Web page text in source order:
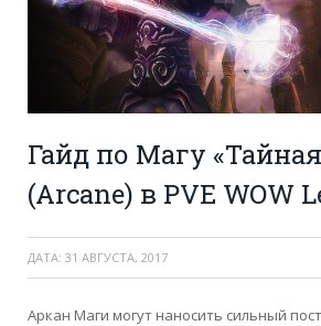
Гайд по Магу
(Arcane) в PVE WOW
ДАТА: 31 АВГУСТА, 2017
Аркан Маги могут наносить сильный